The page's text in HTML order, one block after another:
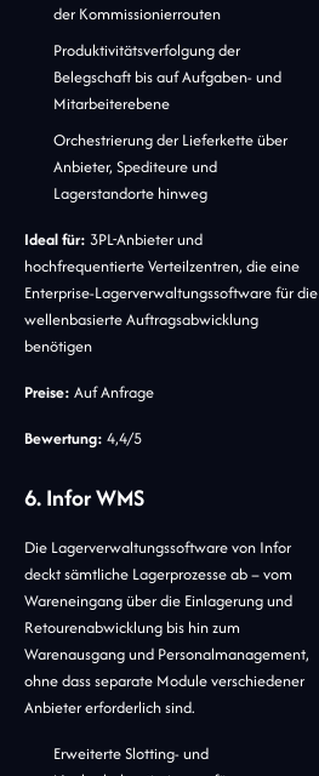
der Kommissionierrouten
Produktivitätsverfolgung der
Belegschaft bis auf Aufgaben- und
Mitarbeiterebene
Orchestrierung der Lieferkette über
Anbieter, Spediteure und
Lagerstandorte hinweg
Ideal für: 3PL-Anbieter und
hochfrequentierte Verteilzentren, die eine
Enterprise-Lagerverwaltungssoftware für die
wellenbasierte Auftragsabwicklung
benötigen
Preise: Auf Anfrage
Bewertung: 4,4/5
6. Infor WMS
Die Lagerverwaltungssoftware von Infor
deckt sämtliche Lagerprozesse ab – vom
Wareneingang über die Einlagerung und
Retourenabwicklung bis hin zum
Warenausgang und Personalmanagement,
ohne dass separate Module verschiedener
Anbieter erforderlich sind.
Erweiterte Slotting- und